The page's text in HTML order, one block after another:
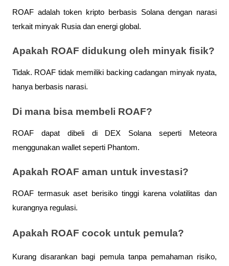
ROAF adalah token kripto berbasis Solana dengan narasi
terkait minyak Rusia dan energi global.
Apakah ROAF didukung oleh minyak fisik?
Tidak. ROAF tidak memiliki backing cadangan minyak nyata,
hanya berbasis narasi.
Di mana bisa membeli ROAF?
ROAF dapat dibeli di DEX Solana seperti Meteora
menggunakan wallet seperti Phantom.
Apakah ROAF aman untuk investasi?
ROAF termasuk aset berisiko tinggi karena volatilitas dan
kurangnya regulasi.
Apakah ROAF cocok untuk pemula?
Kurang disarankan bagi pemula tanpa pemahaman risiko,